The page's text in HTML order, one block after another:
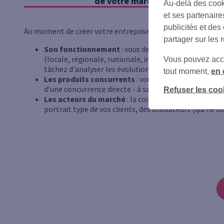
Au moment de créer votre entreprise, une première étape
Son fonctionnement : vous devez tout d'abord
(locale, régionale, nationale, internationale, etc.)
tâchez d'analyser les évolutions et perspectives
Les produits concurrents : vous devez ensuite
d'une concurrence directe - à savoir un produit
Les acteurs du marché : la compréhension de
portrait type de vos clients, des utilisateurs (qui ne
Au-delà des
et ses
publicités et des
partager sur les
Vous pouvez
tout moment, en
Refuser les